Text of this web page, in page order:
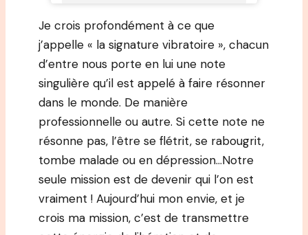
Je crois profondément à ce que
j’appelle « la signature vibratoire », chacun
d’entre nous porte en lui une note
singulière qu’il est appelé à faire résonner
dans le monde. De manière
professionnelle ou autre. Si cette note ne
résonne pas, l’être se flétrit, se rabougrit,
tombe malade ou en dépression…Notre
seule mission est de devenir qui l’on est
vraiment ! Aujourd’hui mon envie, et je
crois ma mission, c’est de transmettre